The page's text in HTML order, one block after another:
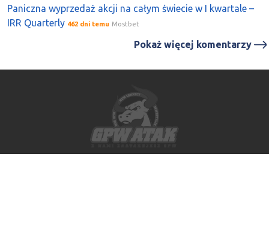
Paniczna wyprzedaż akcji na całym świecie w I kwartale –
IRR Quarterly 462 dni temu Mostbet
Pokaż więcej komentarzy